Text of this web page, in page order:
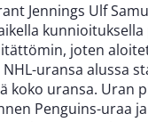
Jennings Ulf
joten
uransa alussa
koko uransa. Uran
Penguins-uraa